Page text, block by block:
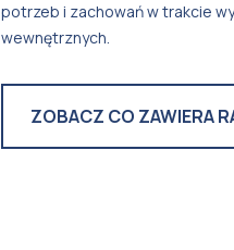
potrzeb i zachowań w trakcie
wewnętrznych.
ZOBACZ CO ZAWIERA